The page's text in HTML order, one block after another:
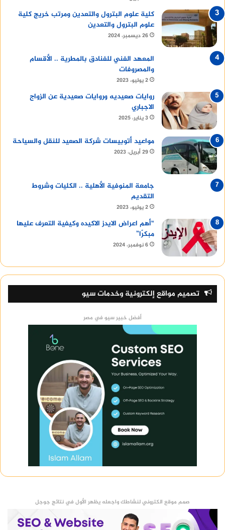
كلية علوم البترول والتعدين ومرتب خريج كلية
علوم البترول والتعدين
26 ديسمبر، 2024
المعهد الفني للفنادق بالمطرية .. الأقسام
والمصروفات
2 يوليو، 2023
روايات صعيديه وروايات صعيدية عن الزواج
الاجباري
3 يناير، 2025
مواعيد أتوبيسات شركة الصعيد للنقل والسياحة
29 أبريل، 2023
جامعة المنوفية الأهلية .. الكليات وشروط
التقديم
2 يوليو، 2023
“أهم اعراض الايدز الاكيده وكيفية التعرف عليها
مبكرًا”
6 نوفمبر، 2024
تصميم مواقع إلكترونية وخدمات سيو
أفضل خبير سيو في مصر
صمم موقع الكتروني لنشاطك واجعله يظهر الأول في نتائج جوجل